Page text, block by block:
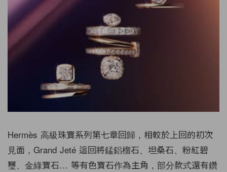
Hermès 高級珠寶系列第七章回歸，相較於上回的初次
見面，Grand Jeté 這回將錳鋁榴石、坦桑石、粉紅碧
璽、金綠寶石… 等有色寶石作為主角，部分款式還有鑽